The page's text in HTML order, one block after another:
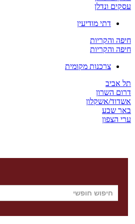
עסקים ונדלן
דתי מודיעין
חיפה והקריות
חיפה והקריות
צרכנות מקומית
תל אביב
דרום השרון
אשדוד/אשקלון
באר שבע
ערי הצפון